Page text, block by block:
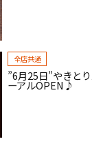
全店共通
”6月25日”やきと
ーアルOPEN♪